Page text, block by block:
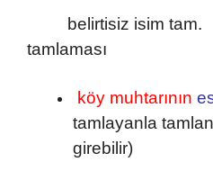
belirtisiz isim
tamlaması
köy muhtarının
tamlayanla
girebilir)